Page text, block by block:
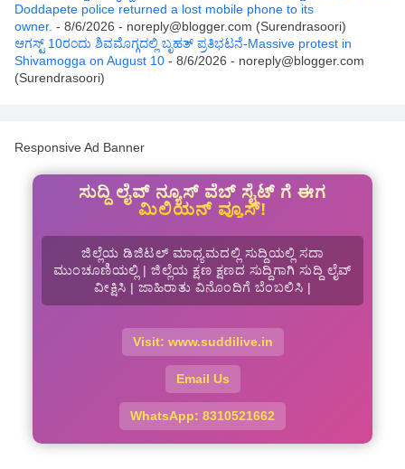
Doddapete police returned a lost mobile phone to its
owner. - 8/6/2026 - noreply@blogger.com (Surendrasoori)
ಆಗಸ್ಟ್‌ 10ರಂದು ಶಿವಮೊಗ್ಗದಲ್ಲಿ ಬೃಹತ್ ಪ್ರತಿಭಟನೆ-Massive protest in
Shivamogga on August 10 - 8/6/2026 - noreply@blogger.com
(Surendrasoori)
Responsive Ad Banner
ಸುದ್ದಿ ಲೈವ್ ನ್ಯೂಸ್ ವೆಬ್ ಸೈಟ್ ಗೆ ಈಗ
ಮಿಲಿಯನ್ ವ್ಯೂಸ್!
ಜಿಲ್ಲೆಯ ಡಿಜಿಟಲ್ ಮಾಧ್ಯಮದಲ್ಲಿ ಸುದ್ದಿಯಲ್ಲಿ ಸದಾ
ಮುಂಚೂಣಿಯಲ್ಲಿ | ಜಿಲ್ಲೆಯ ಕ್ಷಣ ಕ್ಷಣದ ಸುದ್ದಿಗಾಗಿ ಸುದ್ದಿ ಲೈವ್
ವೀಕ್ಷಿಸಿ | ಜಾಹಿರಾತು ವಿನೊಂದಿಗೆ ಬೆಂಬಲಿಸಿ |
Visit: www.suddilive.in
Email Us
WhatsApp: 8310521662